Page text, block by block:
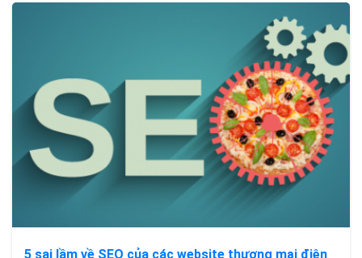
5 sai lầm về SEO của các website thương mại điện